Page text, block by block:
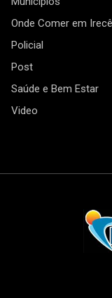
Onde Comer em Irecê
Policial
Post
Saúde e Bem Estar
Video